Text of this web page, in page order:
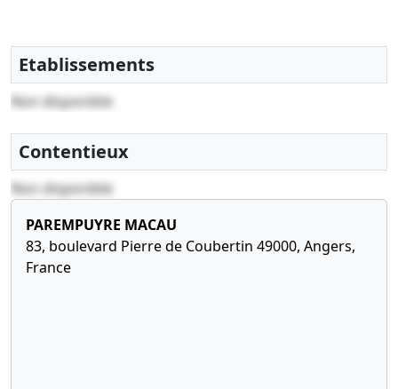
Etablissements
Non disponible
Contentieux
Non disponible
PAREMPUYRE MACAU
83, boulevard Pierre de Coubertin 49000, Angers,
France